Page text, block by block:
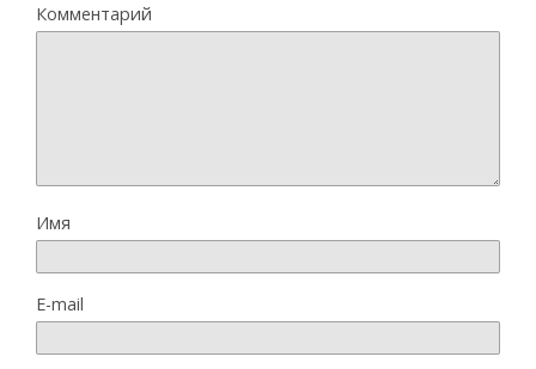
Комментарий
Имя
E-mail